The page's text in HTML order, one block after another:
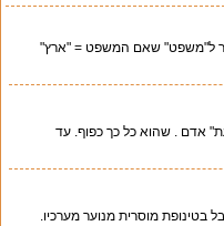
ל"משפט" שאם המשפט = "ארץ"
אדם . שהוא כל כך כפוף. עד
מוסרית מנוער מערכיו.